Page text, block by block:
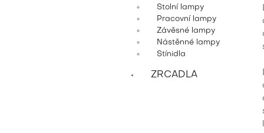
Stolní lampy
Pracovní lampy
Závěsné lampy
Nástěnné lampy
Stínidla
ZRCADLA